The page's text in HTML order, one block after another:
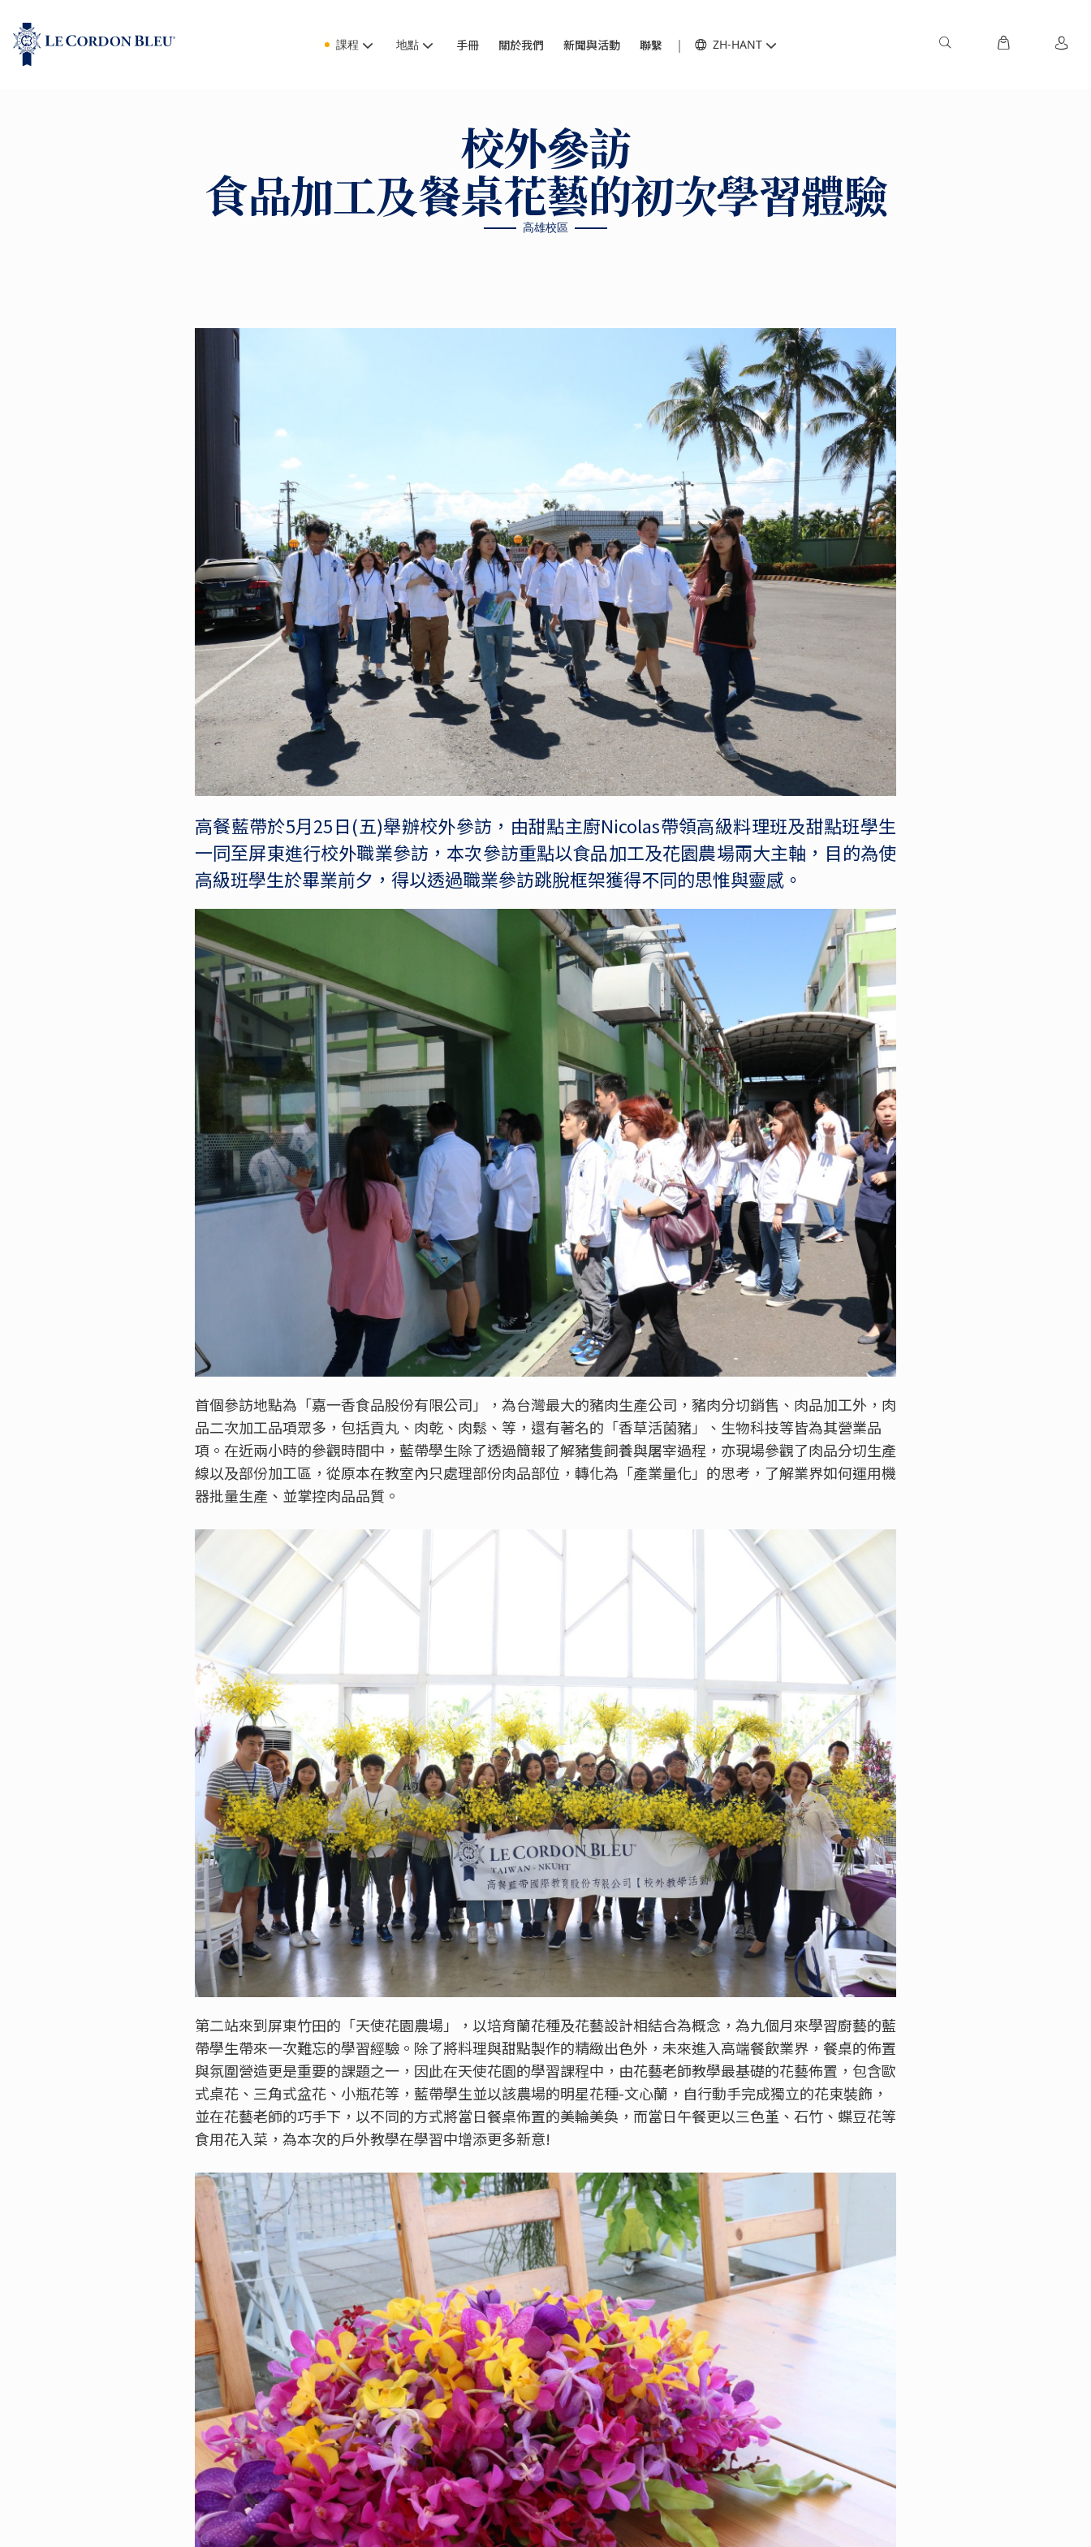
課程 地點 手冊 關於我們 新聞與活動 聯繫 ZH-HANT
校外參訪
食品加工及餐桌花藝的初次學習體驗
高雄校區
高餐藍帶於5月25日(五)舉辦校外參訪，由甜點主廚Nicolas帶領高級料理班及甜點班學生
一同至屏東進行校外職業參訪，本次參訪重點以食品加工及花園農場兩大主軸，目的為使
高級班學生於畢業前夕，得以透過職業參訪跳脫框架獲得不同的思惟與靈感。
首個參訪地點為「嘉一香食品股份有限公司」，為台灣最大的豬肉生產公司，豬肉分切銷售、肉品加工外，肉
品二次加工品項眾多，包括貢丸、肉乾、肉鬆、等，還有著名的「香草活菌豬」、生物科技等皆為其營業品
項。在近兩小時的參觀時間中，藍帶學生除了透過簡報了解豬隻飼養與屠宰過程，亦現場參觀了肉品分切生產
線以及部份加工區，從原本在教室內只處理部份肉品部位，轉化為「產業量化」的思考，了解業界如何運用機
器批量生產、並掌控肉品品質。
第二站來到屏東竹田的「天使花園農場」，以培育蘭花種及花藝設計相結合為概念，為九個月來學習廚藝的藍
帶學生帶來一次難忘的學習經驗。除了將料理與甜點製作的精緻出色外，未來進入高端餐飲業界，餐桌的佈置
與氛圍營造更是重要的課題之一，因此在天使花園的學習課程中，由花藝老師教學最基礎的花藝佈置，包含歐
式桌花、三角式盆花、小瓶花等，藍帶學生並以該農場的明星花種-文心蘭，自行動手完成獨立的花束裝飾，
並在花藝老師的巧手下，以不同的方式將當日餐桌佈置的美輪美奐，而當日午餐更以三色堇、石竹、蝶豆花等
食用花入菜，為本次的戶外教學在學習中增添更多新意!